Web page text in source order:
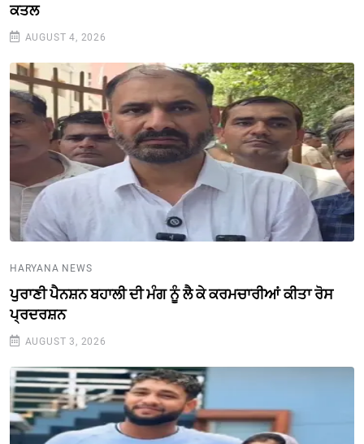
ਕਤਲ
AUGUST 4, 2026
HARYANA NEWS
ਪੁਰਾਣੀ ਪੈਨਸ਼ਨ ਬਹਾਲੀ ਦੀ ਮੰਗ ਨੂੰ ਲੈ ਕੇ ਕਰਮਚਾਰੀਆਂ ਕੀਤਾ ਰੋਸ
ਪ੍ਰਦਰਸ਼ਨ
AUGUST 3, 2026